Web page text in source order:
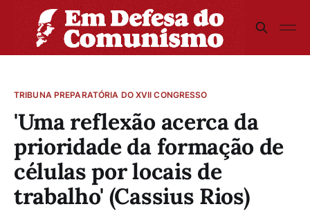
TRIBUNA PREPARATÓRIA DO XVII CONGRESSO
'Uma reflexão acerca da
prioridade da formação de
células por locais de
trabalho' (Cassius Rios)